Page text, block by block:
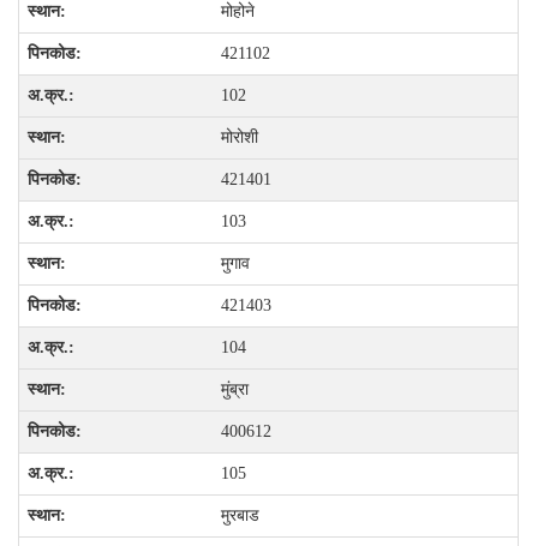
मोहोने
421102
102
मोरोशी
421401
103
मुगाव
421403
104
मुंब्रा
400612
105
मुरबाड